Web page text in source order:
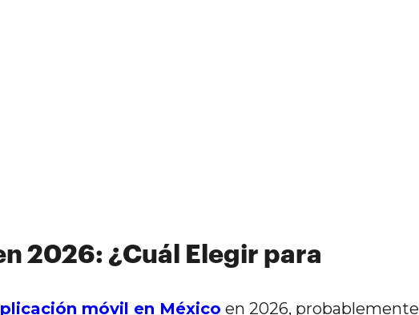
2026: ¿Cuál Elegir para
móvil en México en 2026, probablemente